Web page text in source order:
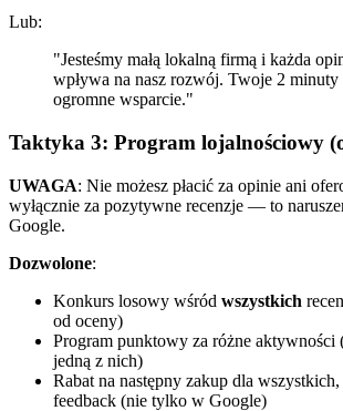
Lub:
"Jesteśmy małą lokalną firmą i każda
wpływa na nasz rozwój. Twoje 2 minuty
ogromne wsparcie."
Taktyka 3: Program lojalnościowy
UWAGA: Nie możesz płacić za opinie ani
wyłącznie za pozytywne recenzje — to
Google.
Dozwolone:
Konkurs losowy wśród wszystkich
od oceny)
Program punktowy za różne
jedną z nich)
Rabat na następny zakup dla
feedback (nie tylko w Google)